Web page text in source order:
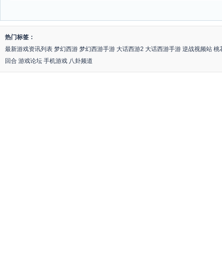
热门标签：
最新游戏资讯列表 梦幻西游 梦幻西游手游 大话西游2 大话西游手游 逆战视频站 桃
回合 游戏论坛 手机游戏 八卦频道